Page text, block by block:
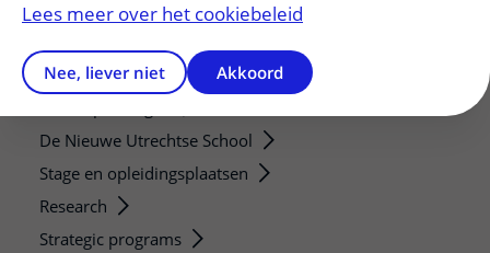
Bezoektijden
Onderwijs en onderzoek
De Nieuwe Utrechtse School
Stage en opleidingsplaatsen
Research
Strategic programs
Lees meer over het cookiebeleid
Nee, liever niet Akkoord